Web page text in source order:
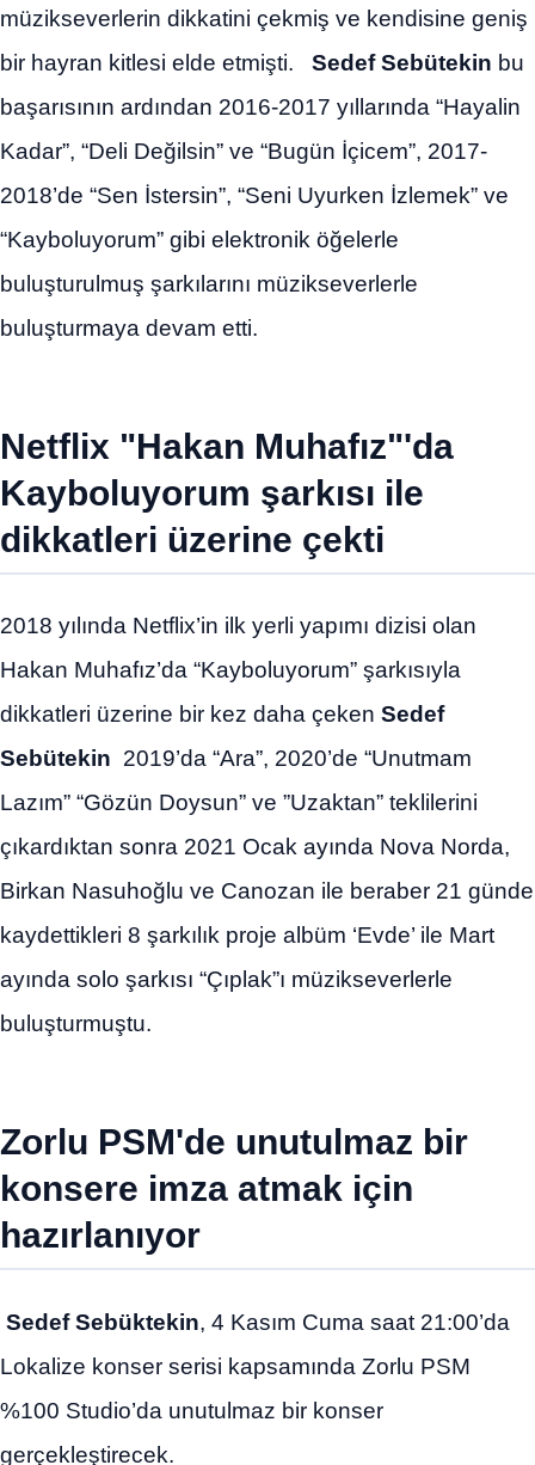
müzikseverlerin dikkatini çekmiş ve kendisine geniş
bir hayran kitlesi elde etmişti. Sedef Sebütekin bu
başarısının ardından 2016-2017 yıllarında “Hayalin
Kadar”, “Deli Değilsin” ve “Bugün İçicem”, 2017-
2018’de “Sen İstersin”, “Seni Uyurken İzlemek” ve
“Kayboluyorum” gibi elektronik öğelerle
buluşturulmuş şarkılarını müzikseverlerle
buluşturmaya devam etti.
Netflix "Hakan Muhafız"'da
Kayboluyorum şarkısı ile
dikkatleri üzerine çekti
2018 yılında Netflix’in ilk yerli yapımı dizisi olan
Hakan Muhafız’da “Kayboluyorum” şarkısıyla
dikkatleri üzerine bir kez daha çeken Sedef
Sebütekin 2019’da “Ara”, 2020’de “Unutmam
Lazım” “Gözün Doysun” ve ”Uzaktan” teklilerini
çıkardıktan sonra 2021 Ocak ayında Nova Norda,
Birkan Nasuhoğlu ve Canozan ile beraber 21 günde
kaydettikleri 8 şarkılık proje albüm ‘Evde’ ile Mart
ayında solo şarkısı “Çıplak”ı müzikseverlerle
buluşturmuştu.
Zorlu PSM'de unutulmaz bir
konsere imza atmak için
hazırlanıyor
Sedef Sebüktekin, 4 Kasım Cuma saat 21:00’da
Lokalize konser serisi kapsamında Zorlu PSM
%100 Studio’da unutulmaz bir konser
gerçekleştirecek.